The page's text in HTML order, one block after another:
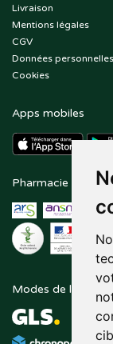
Livraison
Mentions légales
CGV
Données personnelles
Cookies
Apps mobiles
Pharmacie en
Modes de livraison